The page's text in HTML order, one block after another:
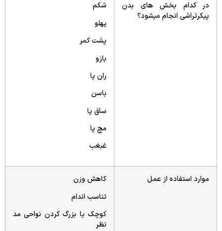
در کدام بخش های بدن
پیکرتراشی انجام میشود؟
شکم
پهلو
پشت کمر
بازو
ران پا
باسن
ساق پا
مچ پا
غبغب
موارد استفاده از عمل
کاهش وزن
تناسب اندام
کوچک یا بزرگ کردن نواحی مد
نظر